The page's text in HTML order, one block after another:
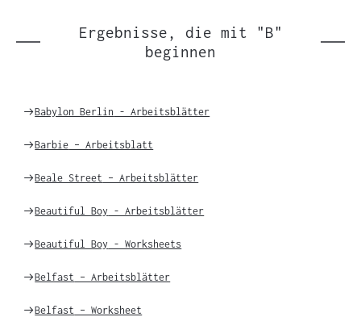
Ergebnisse, die mit "B"
beginnen
Weiter
Babylon Berlin - Arbeitsblätter
Weiter
Barbie – Arbeitsblatt
Weiter
Beale Street – Arbeitsblätter
Weiter
Beautiful Boy - Arbeitsblätter
Weiter
Beautiful Boy - Worksheets
Weiter
Belfast – Arbeitsblätter
Weiter
Belfast – Worksheet